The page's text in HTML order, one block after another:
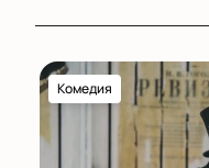
Комедия